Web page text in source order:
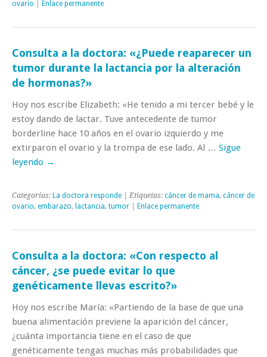
ovario
Enlace permanente
Consulta a la doctora: «¿Puede reaparecer un
tumor durante la lactancia por la alteración
de hormonas?»
Hoy nos escribe Elizabeth: «He tenido a mi tercer bebé y le
estoy dando de lactar. Tuve antecedente de tumor
borderline hace 10 años en el ovario izquierdo y me
extirparon el ovario y la trompa de ese lado. Al … Sigue
leyendo →
Categorías: La doctora responde | Etiquetas: cáncer de mama, cáncer de
ovario, embarazo, lactancia, tumor Enlace permanente
Consulta a la doctora: «Con respecto al
cáncer, ¿se puede evitar lo que
genéticamente llevas escrito?»
Hoy nos escribe María: «Partiendo de la base de que una
buena alimentación previene la aparición del cáncer,
¿cuánta importancia tiene en el caso de que
genéticamente tengas muchas más probabilidades que